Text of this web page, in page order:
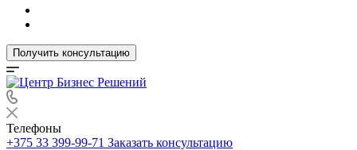
Получить консультацию
Телефоны
+375 33 399-99-71 Заказать консультацию